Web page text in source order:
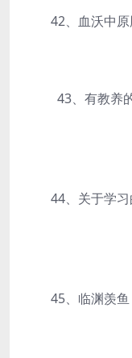
42、血沃中原
43、有教养的
44、关于学习
45、临渊羡鱼